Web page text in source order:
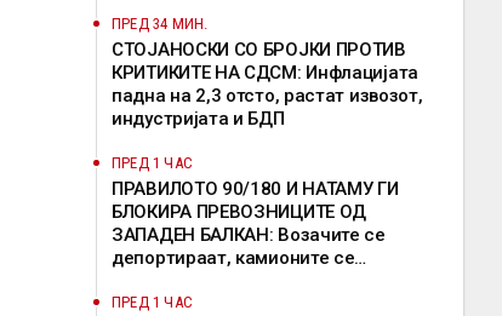
исклучоците
ПРЕД 34 МИН.
СТОЈАНОСКИ СО БРОЈКИ ПРОТИВ
КРИТИКИТЕ НА СДСМ: Инфлацијата
падна на 2,3 отсто, растат извозот,
индустријата и БДП
ПРЕД 1 ЧАС
ПРАВИЛОТО 90/180 И НАТАМУ ГИ
БЛОКИРА ПРЕВОЗНИЦИТЕ ОД
ЗАПАДЕН БАЛКАН: Возачите се
депортираат, камионите се
нема
ПРЕД 1 ЧАС